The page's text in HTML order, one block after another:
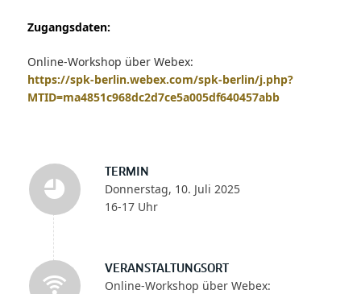
TERMIN
Donnerstag, 10. Juli 2025
16-17 Uhr
VERANSTALTUNGSORT
Online-Workshop über Webex:
Zugangsdaten:
Online-Workshop über Webex:
https://spk-berlin.webex.com/spk-berlin/j.php?
MTID=ma4851c968dc2d7ce5a005df640457abb